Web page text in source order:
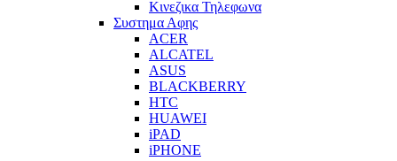
Κινεζικα Τηλεφωνα
Συστημα Αφης
ACER
ALCATEL
ASUS
BLACKBERRY
HTC
HUAWEI
iPAD
iPHONE